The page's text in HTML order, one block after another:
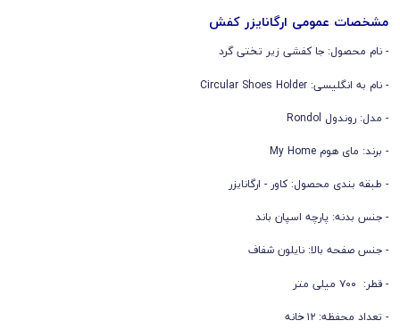
مشخصات عمومی ارگانایزر کفش
- نام محصول: جا کفشی زیر تختی گرد
- نام به انگلیسی: Circular Shoes Holder
- مدل: روندول Rondol
- برند: مای هوم My Home
- طبقه بندی محصول: کاور - ارگانایزر
- جنس بدنه: پارچه اسپان باند
- جنس صفحه بالا: نایلون شفاف
- قطر: ۷۰۰ میلی متر
- تعداد محفظه: ۱۲ خانه